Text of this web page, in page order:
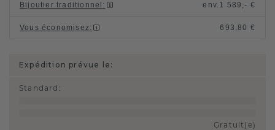
Bijoutier traditionnel : env. 1 589,- €
Vous économisez: 693,80 €
Expédition prévue le:
Standard :
Gratuit(e)